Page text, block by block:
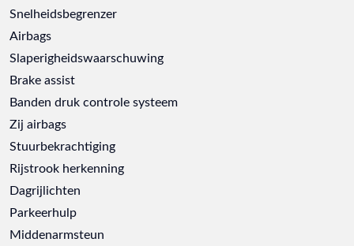
Snelheidsbegrenzer
Airbags
Slaperigheidswaarschuwing
Brake assist
Banden druk controle systeem
Zij airbags
Stuurbekrachtiging
Rijstrook herkenning
Dagrijlichten
Parkeerhulp
Middenarmsteun